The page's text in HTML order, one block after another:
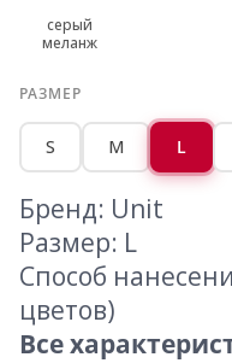
серый
меланж
РАЗМЕР
S M L
Бренд: Unit
Размер: L
Способ
цветов)
Все